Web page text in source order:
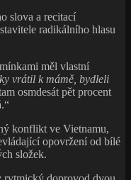
slova a recitací
radikálního hlasu
měl vlastní
vrátil k mámě, bydleli
osmdesát pět procent
konflikt ve Vietnamu,
opovržení od bílé
složek.